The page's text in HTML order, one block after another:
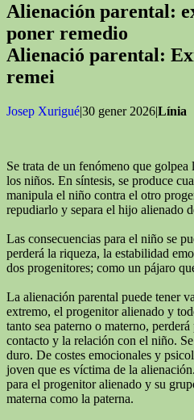
Alienación parental:
poner remedio
Alienació parental:
remei
Josep Xurigué|30 gener 2026|Línia
Se trata de un fenómeno que
los niños. En síntesis, se produce
manipula el niño contra el otro
repudiarlo y separa el hijo alienado
Las consecuencias para el niño se
perderá la riqueza, la estabilidad
dos progenitores; como un pájaro
La alienación parental puede tener
extremo, el progenitor alienado y
tanto sea paterno o materno,
contacto y la relación con el niño.
duro. De costes emocionales y
joven que es víctima de la
para el progenitor alienado y su
materna como la paterna.